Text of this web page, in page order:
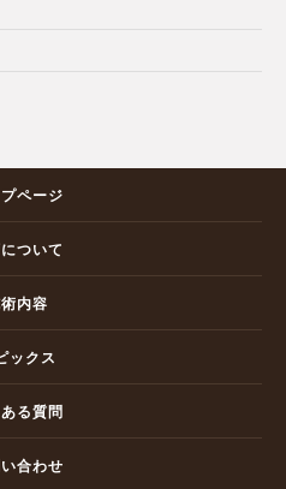
プページ
ついて
内容
ックス
る質問
合わせ